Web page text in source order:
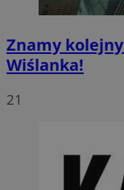
Znamy
Wiślanka!
21